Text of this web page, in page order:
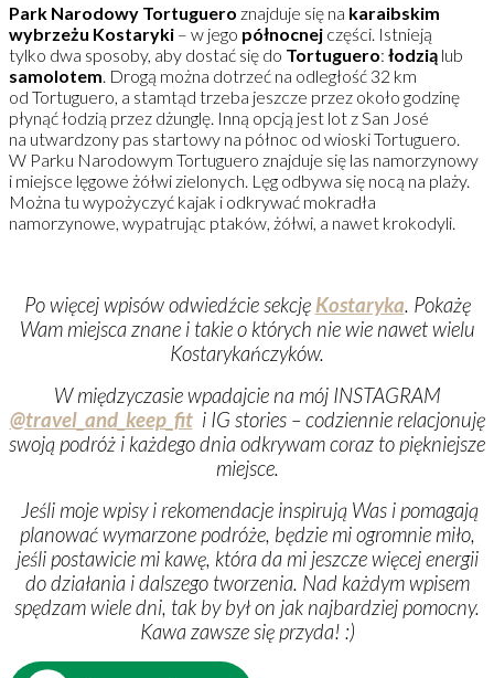
Park Narodowy Tortuguero znajduje się na karaibskim
wybrzeżu Kostaryki – w jego północnej części. Istnieją
tylko dwa sposoby, aby dostać się do Tortuguero: łodzią lub
samolotem. Drogą można dotrzeć na odległość 32 km
od Tortuguero, a stamtąd trzeba jeszcze przez około godzinę
płynąć łodzią przez dżunglę. Inną opcją jest lot z San José
na utwardzony pas startowy na północ od wioski Tortuguero.
W Parku Narodowym Tortuguero znajduje się las namorzynowy
i miejsce lęgowe żółwi zielonych. Lęg odbywa się nocą na plaży.
Można tu wypożyczyć kajak i odkrywać mokradła
namorzynowe, wypatrując ptaków, żółwi, a nawet krokodyli.
Po więcej wpisów odwiedźcie sekcję Kostaryka. Pokażę
Wam miejsca znane i takie o których nie wie nawet wielu
Kostarykańczyków.
W międzyczasie wpadajcie na mój INSTAGRAM
@travel_and_keep_fiti IG stories – codziennie relacjonuję
swoją podróż i każdego dnia odkrywam coraz to piękniejsze
miejsce.
Jeśli moje wpisy i rekomendacje inspirują Was i pomagają
planować wymarzone podróże, będzie mi ogromnie miło,
jeśli postawicie mi kawę, która da mi jeszcze więcej energii
do działania i dalszego tworzenia. Nad każdym wpisem
spędzam wiele dni, tak by był on jak najbardziej pomocny.
Kawa zawsze się przyda! :)